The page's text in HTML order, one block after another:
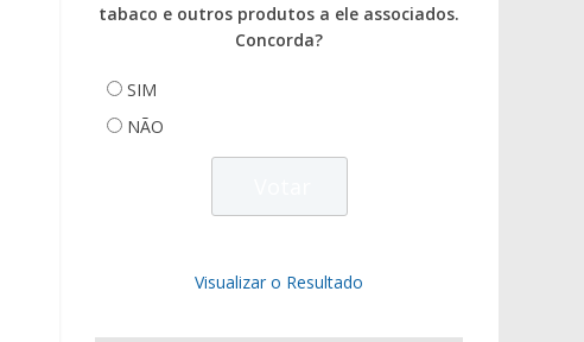
tabaco e outros produtos a ele associados.
Concorda?
SIM
NÃO
Visualizar o Resultado